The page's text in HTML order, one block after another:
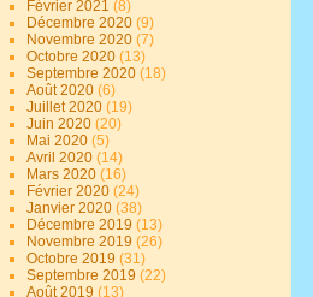
Février 2021(8)
Décembre 2020(9)
Novembre 2020(7)
Octobre 2020(13)
Septembre 2020(18)
Août 2020(6)
Juillet 2020(19)
Juin 2020(20)
Mai 2020(5)
Avril 2020(14)
Mars 2020(16)
Février 2020(24)
Janvier 2020(38)
Décembre 2019(13)
Novembre 2019(26)
Octobre 2019(31)
Septembre 2019(22)
Août 2019(13)